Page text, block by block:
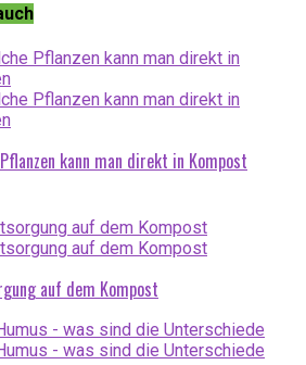
kann man direkt in Kompost
auf dem Kompost